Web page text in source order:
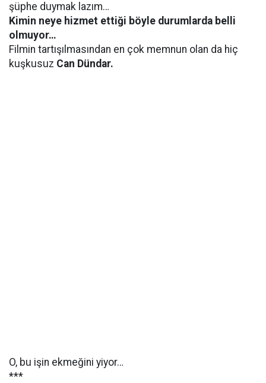
şüphe duymak lazım…
Kimin neye hizmet ettiği böyle durumlarda belli
olmuyor…
Filmin tartışılmasından en çok memnun olan da hiç
kuşkusuz Can Dündar.
O, bu işin ekmeğini yiyor…
***